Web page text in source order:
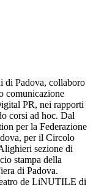
di Padova, collaboro
comunicazione
PR, nei rapporti
corsi ad hoc. Dal
per la Federazione
per il Circolo
sezione di
stampa della
di Padova.
de LiNUTILE di